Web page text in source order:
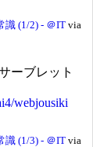
識 (1/2) - ＠IT via
ーブレット
識 (1/3) - ＠IT via